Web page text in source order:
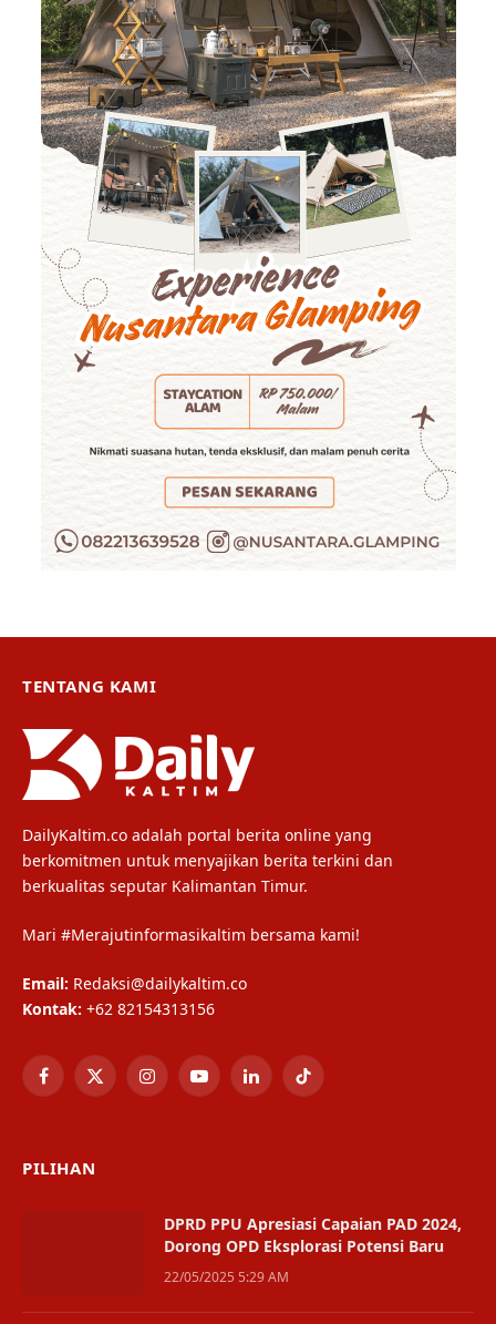
TENTANG KAMI
DailyKaltim.co adalah portal berita online yang
berkomitmen untuk menyajikan berita terkini dan
berkualitas seputar Kalimantan Timur.
Mari #Merajutinformasikaltim bersama kami!
Email: Redaksi@dailykaltim.co
Kontak: +62 82154313156
Facebook
X
InstagramYouTubeLinkedInTikTok
PILIHAN
DPRD PPU Apresiasi Capaian PAD 2024,
Dorong OPD Eksplorasi Potensi Baru
22/05/2025 5:29 AM